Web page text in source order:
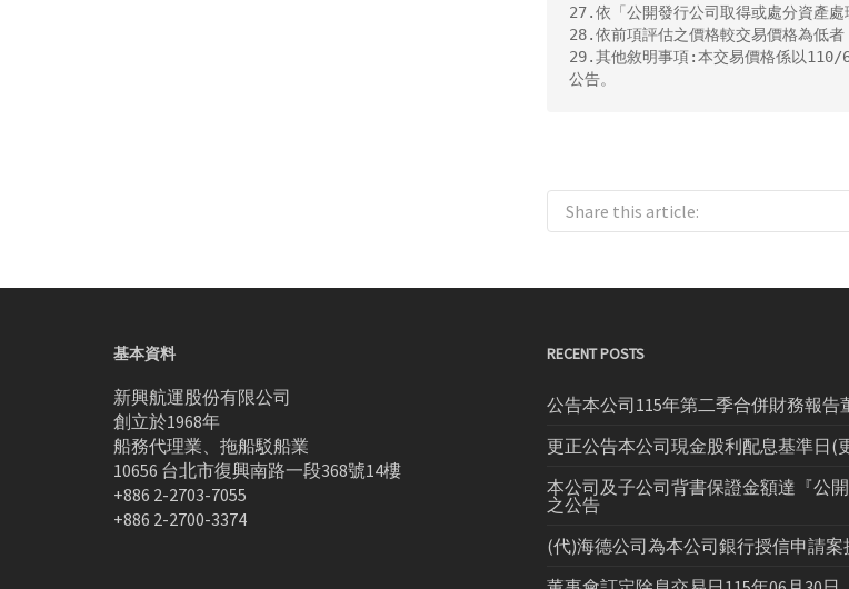
27.依「公開發行公司取得或處分資產
28.依前項評估之價格較交易價格為低
29.其他敘明事項:本交易價格係以110/
公告。
Share this article:
基本資料
新興航運股份有限公司
創立於1968年
船務代理業、拖船駁船業
10656 台北市復興南路一段368號14樓
+886 2-2703-7055
+886 2-2700-3374
RECENT POSTS
公告本公司115年第二季合併財務報告
更正公告本公司現金股利配息基準日(
本公司及子公司背書保證金額達『公
之公告
(代)海德公司為本公司銀行授信申請案